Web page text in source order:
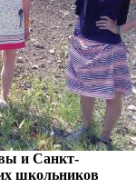
и Санкт-
школьников